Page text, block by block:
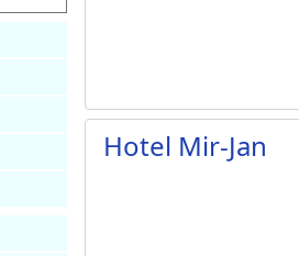
Hotel Mir-Jan